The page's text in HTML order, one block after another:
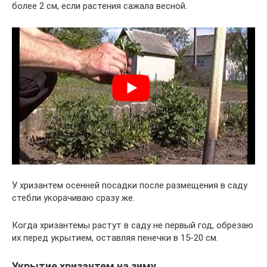
более 2 см, если растения сажала весной.
У хризантем осенней посадки после размещения в саду
стебли укорачиваю сразу же.
Когда хризантемы растут в саду не первый год, обрезаю
их перед укрытием, оставляя пенечки в 15-20 см.